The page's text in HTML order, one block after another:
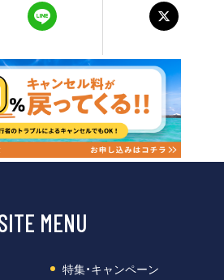
MENU
特集・キャンペーン